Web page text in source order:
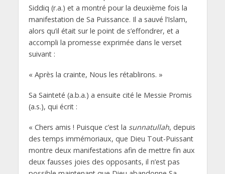
Siddiq (r.a.) et a montré pour la deuxième fois la
manifestation de Sa Puissance. Il a sauvé l’Islam,
alors qu’il était sur le point de s’effondrer, et a
accompli la promesse exprimée dans le verset
suivant :
« Après la crainte, Nous les rétablirons. »
Sa Sainteté (a.b.a.) a ensuite cité le Messie Promis
(a.s.), qui écrit :
« Chers amis ! Puisque c’est la sunnatullah, depuis
des temps immémoriaux, que Dieu Tout-Puissant
montre deux manifestations afin de mettre fin aux
deux fausses joies des opposants, il n’est pas